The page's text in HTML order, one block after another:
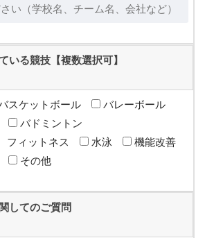
いる競技【複数選択可】
スケットボール
バレーボール
バドミントン
フィットネス
水泳
機能改善
その他
してのご質問